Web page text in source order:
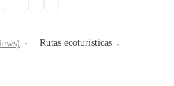
Rutas ecoturisticas